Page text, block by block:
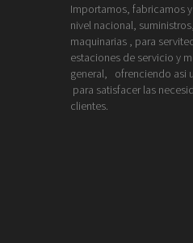
Importamos, fabricamos
nivel nacional,
maquinarias , para
estaciones de servicio y
general, ofrenciendo asi
para satisfacer las
clientes.